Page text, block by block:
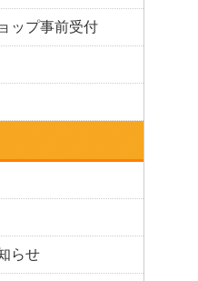
ップ事前受付
らせ